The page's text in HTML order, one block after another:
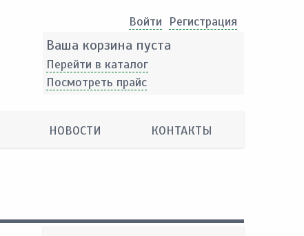
Войти Pегистрация
Ваша корзина пуста
Перейти в каталог
Посмотреть прайс
НОВОСТИ КОНТАКТЫ